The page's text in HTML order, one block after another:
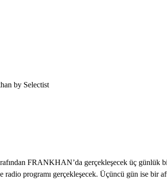
by Selectist
FRANKHAN’da gerçekleşecek üç
programı gerçekleşecek. Üçüncü gün ise bir